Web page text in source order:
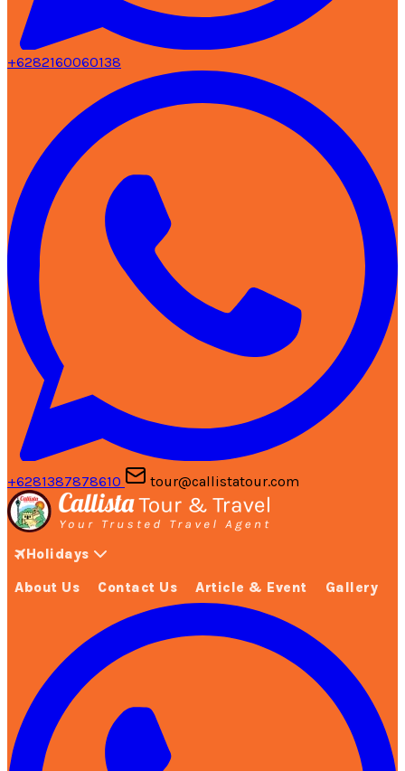
+6282160060138
+6281387878610 tour@callistatour.com
Holidays
About Us Contact Us Article & Event Gallery